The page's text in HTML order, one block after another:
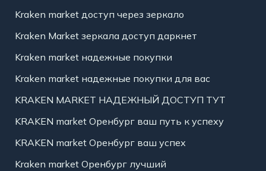
Kraken market доступ через зеркало
Kraken Market зеркала доступ даркнет
Kraken market надежные покупки
Kraken market надежные покупки для вас
KRAKEN MARKET НАДЕЖНЫЙ ДОСТУП ТУТ
KRAKEN market Оренбург ваш путь к успеху
KRAKEN market Оренбург ваш успех
Kraken market Оренбург лучший